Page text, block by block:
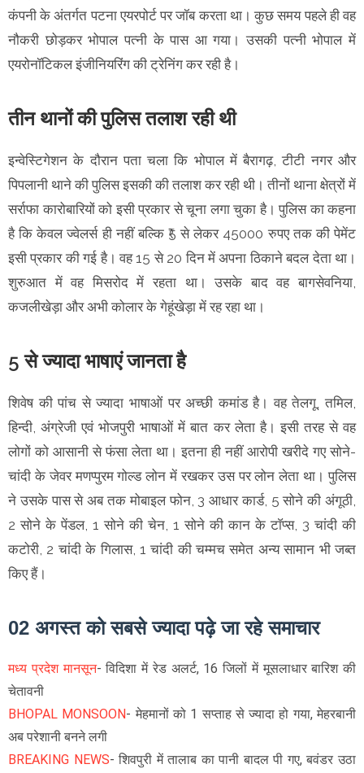
कंपनी के अंतर्गत पटना एयरपोर्ट पर जॉब करता था। कुछ समय पहले ही वह
नौकरी छोड़कर भोपाल पत्नी के पास आ गया। उसकी पत्नी भोपाल में
एयरोनॉटिकल इंजीनियरिंग की ट्रेनिंग कर रही है।
तीन थानों की पुलिस तलाश रही थी
इन्वेस्टिगेशन के दौरान पता चला कि भोपाल में बैरागढ़, टीटी नगर और
पिपलानी थाने की पुलिस इसकी की तलाश कर रही थी। तीनों थाना क्षेत्रों में
सर्राफा कारोबारियों को इसी प्रकार से चूना लगा चुका है। पुलिस का कहना
है कि केवल ज्वेलर्स ही नहीं बल्कि ₹5 से लेकर 45000 रुपए तक की पेमेंट
इसी प्रकार की गई है। वह 15 से 20 दिन में अपना ठिकाने बदल देता था।
शुरुआत में वह मिसरोद में रहता था। उसके बाद वह बागसेवनिया,
कजलीखेड़ा और अभी कोलार के गेहूंखेड़ा में रह रहा था।
5 से ज्यादा भाषाएं जानता है
शिवेष की पांच से ज्यादा भाषाओं पर अच्छी कमांड है। वह तेलगू, तमिल,
हिन्दी, अंग्रेजी एवं भोजपुरी भाषाओं में बात कर लेता है। इसी तरह से वह
लोगों को आसानी से फंसा लेता था। इतना ही नहीं आरोपी खरीदे गए सोने-
चांदी के जेवर मणप्पुरम गोल्ड लोन में रखकर उस पर लोन लेता था। पुलिस
ने उसके पास से अब तक मोबाइल फोन, 3 आधार कार्ड, 5 सोने की अंगूठी,
2 सोने के पेंडल, 1 सोने की चेन, 1 सोने की कान के टाॅप्स, 3 चांदी की
कटोरी, 2 चांदी के गिलास, 1 चांदी की चम्मच समेत अन्य सामान भी जब्त
किए हैं।
02 अगस्त को सबसे ज्यादा पढ़े जा रहे समाचार
मध्य प्रदेश मानसून- विदिशा में रेड अलर्ट, 16 जिलों में मूसलाधार बारिश की
चेतावनी
BHOPAL MONSOON- मेहमानों को 1 सप्ताह से ज्यादा हो गया, मेहरबानी
अब परेशानी बनने लगी
BREAKING NEWS- शिवपुरी में तालाब का पानी बादल पी गए, बवंडर उठा